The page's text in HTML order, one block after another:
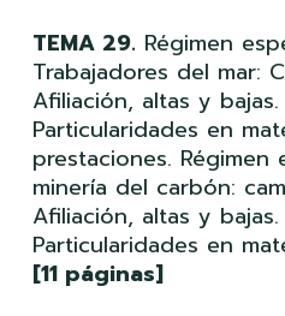
TEMA 29. Régimen
Trabajadores del mar:
Afiliación, altas y
Particularidades en
prestaciones. Régimen
minería del carbón:
Afiliación, altas y
Particularidades en
[11 páginas]